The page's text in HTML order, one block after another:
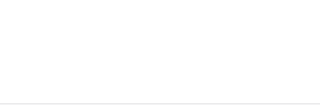
服务中心（需提前预约）
务中心（需提前预约）
服务中心（需提前预约）